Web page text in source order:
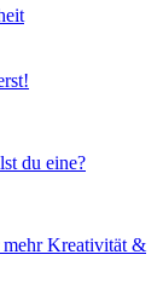
du eine?
mehr Kreativität &